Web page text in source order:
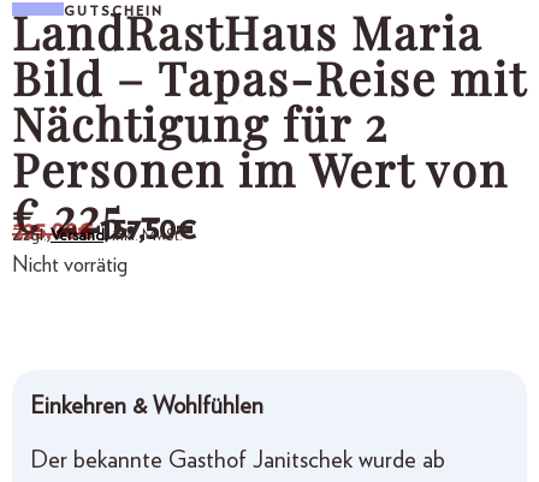
GUTSCHEIN
LandRastHaus Maria
Bild – Tapas-Reise mit
Nächtigung für 2
Personen im Wert von
€ 225,-
225,00€ 157,50€
Zzgl.Versand,inkl. MwSt.
Nicht vorrätig
Einkehren & Wohlfühlen
Der bekannte Gasthof Janitschek wurde ab